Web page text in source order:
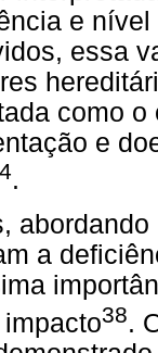
e
essa
como
e
4.
a
38.